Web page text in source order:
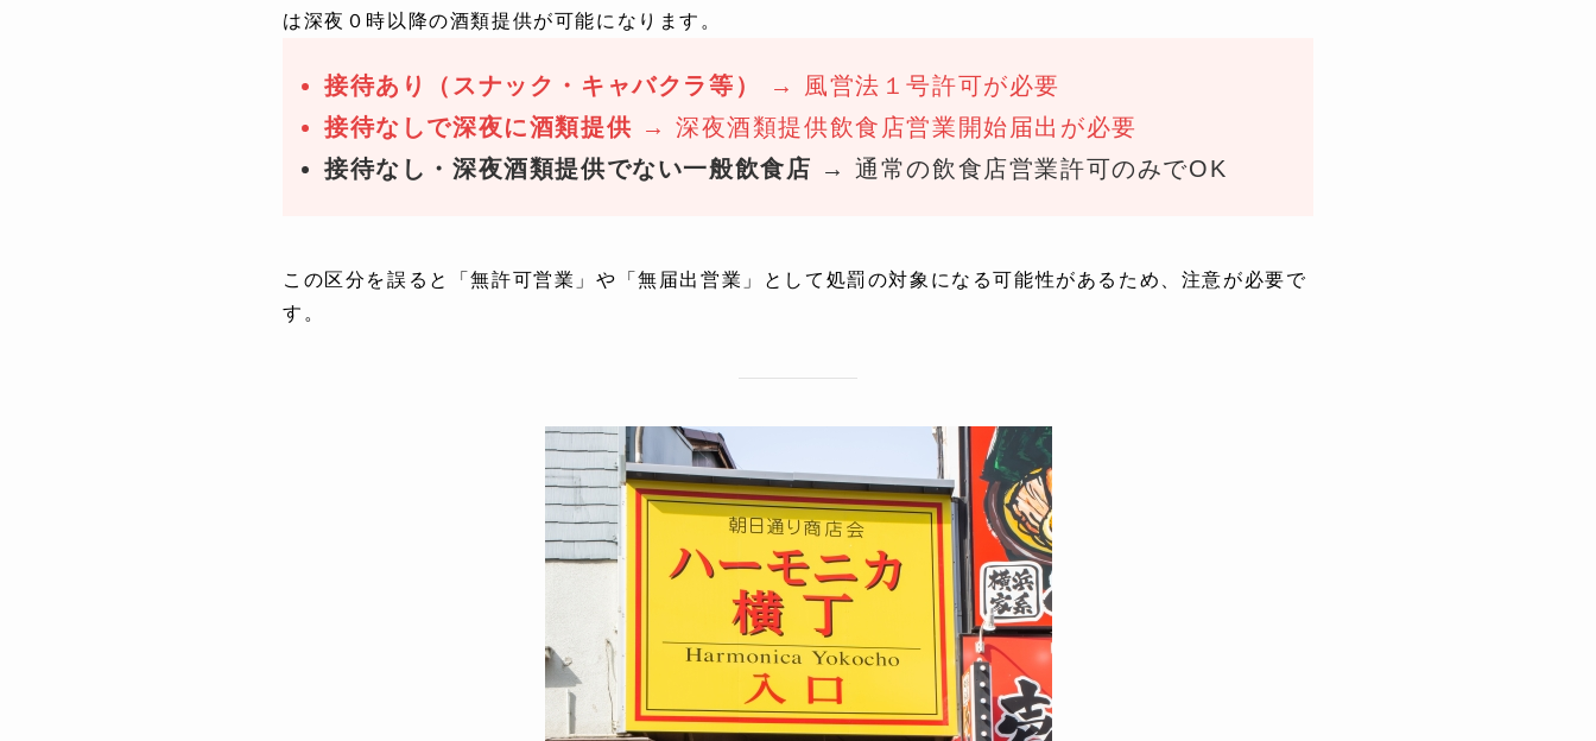
は深夜０時以降の酒類提供が可能になります。
接待あり（スナック・キャバクラ等）
→ 風営法１号許可が必要
接待なしで深夜に酒類提供 → 深夜酒類提供飲食店営業開始届出が必要
接待なし・深夜酒類提供でない一般飲食店 → 通常の飲食店営業許可のみでOK
この区分を誤ると「無許可営業」や「無届出営業」として処罰の対象になる可能性があるため、注意が必要で
す。